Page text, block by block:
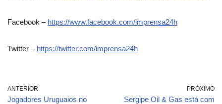
Facebook – https://www.facebook.com/imprensa24h
Twitter – https://twitter.com/imprensa24h
ANTERIOR
Jogadores Uruguaios no
PRÓXIMO
Sergipe Oil & Gas está com